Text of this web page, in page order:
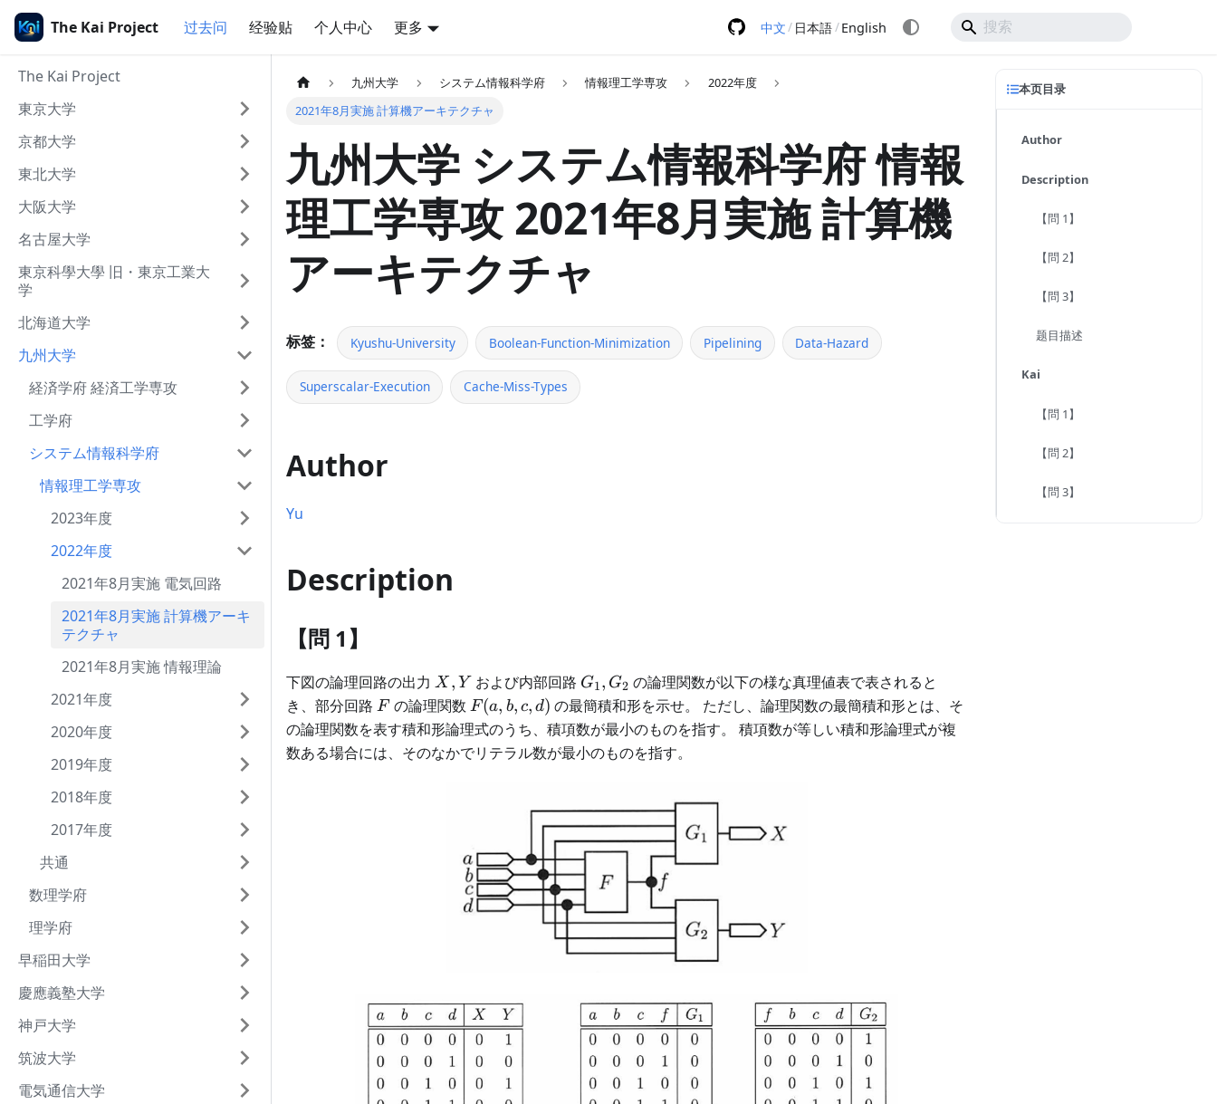
The Kai Project 过去问 经验贴 个人中心 更多 中文/ 日本語/English
The Kai Project
東京大学
京都大学
東北大学
大阪大学
名古屋大学
東京科學大學 旧・東京工業大
学
北海道大学
九州大学
経済学府 経済工学専攻
工学府
システム情報科学府
情報理工学専攻
2023年度
2022年度
2021年8月実施 電気回路
2021年8月実施 計算機アーキ
テクチャ
2021年8月実施 情報理論
2021年度
2020年度
2019年度
2018年度
2017年度
共通
数理学府
理学府
早稲田大学
慶應義塾大学
神戸大学
筑波大学
電気通信大学
九州大学 システム情報科学府 情報理工学専攻
2022年度
2021年8月実施 計算機アーキテクチャ
九州大学 システム情報科学府 情報
理工学専攻 2021年8月実施 計算機
アーキテクチャ
标签： Kyushu-University Boolean-Function-Minimization Pipelining Data-Hazard
Superscalar-Execution Cache-Miss-Types
Author
Yu
Description
【問 1】
下図の論理回路の出力 X,
Y
X , Y および内部回路 G_1,
G_2
G1, G2 の論理関数が以下の様な真理値表で表されると
き、部分回路 F
F の論理関数 F(a,
b, c,
d)
F(a, b, c, d) の最簡積和形を示せ。 ただし、論理関数の最簡積和形とは、そ
の論理関数を表す積和形論理式のうち、積項数が最小のものを指す。 積項数が等しい積和形論理式が複
数ある場合には、そのなかでリテラル数が最小のものを指す。
本页目录
Author
Description
【問 1】
【問 2】
【問 3】
题目描述
Kai
【問 1】
【問 2】
【問 3】